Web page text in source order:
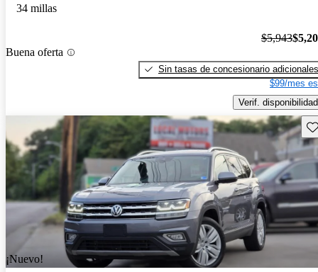
34 millas
Buena oferta
$5,943
Sin tasas de concesionario adicionales
$99/mes
Verif. disponibilidad
¡Nuevo!